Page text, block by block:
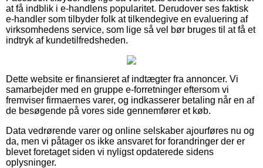
at få indblik i e-handlens popularitet. Derudover ses faktisk
e-handler som tilbyder folk at tilkendegive en evaluering af
virksomhedens service, som lige så vel bør bruges til at få et
indtryk af kundetilfredsheden.
Dette website er finansieret af indtægter fra annoncer. Vi
samarbejder med en gruppe e-forretninger eftersom vi
fremviser firmaernes varer, og indkasserer betaling når en af
de besøgende på vores side gennemfører et køb.
Data vedrørende varer og online selskaber ajourføres nu og
da, men vi påtager os ikke ansvaret for forandringer der er
blevet foretaget siden vi nyligst opdaterede sidens
oplysninger.